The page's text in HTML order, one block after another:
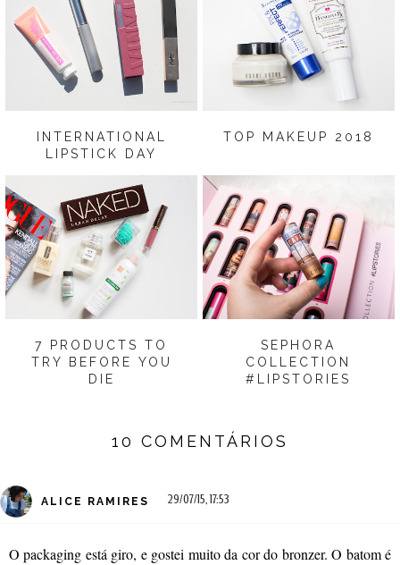
INTERNATIONAL
LIPSTICK DAY
TOP MAKEUP 2018
7 PRODUCTS TO
TRY BEFORE YOU
DIE
SEPHORA
COLLECTION
#LIPSTORIES
10 COMENTÁRIOS
ALICE RAMIRES 29/07/15, 17:53
O packaging está giro, e gostei muito da cor do bronzer. O batom é